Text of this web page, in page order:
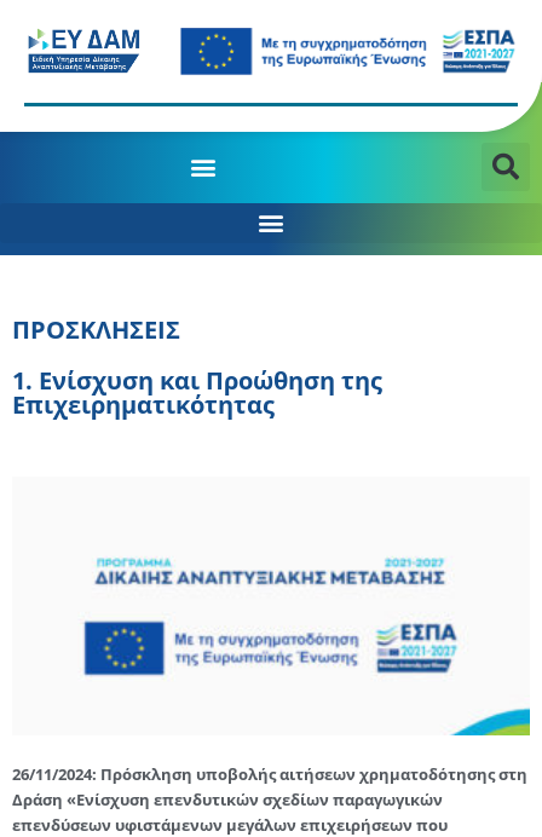
ΠΡΟΣΚΛΗΣΕΙΣ
1. Eνίσχυση και Προώθηση της
Επιχειρηματικότητας
26/11/2024: Πρόσκληση υποβολής αιτήσεων χρηματοδότησης στη
Δράση «Ενίσχυση επενδυτικών σχεδίων παραγωγικών
επενδύσεων υφιστάμενων μεγάλων επιχειρήσεων που